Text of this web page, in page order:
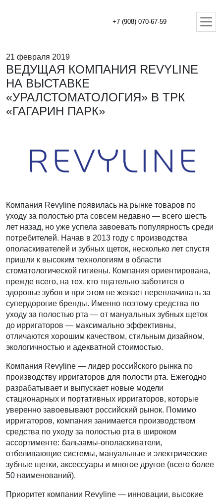
+7 (908) 070-67-59
21 февраля 2019
ВЕДУЩАЯ КОМПАНИЯ REVYLINE
НА ВЫСТАВКЕ
«УРАЛСТОМАТОЛОГИЯ» В ТРК
«ГАГАРИН ПАРК»
Компания Revyline появилась на рынке товаров по
уходу за полостью рта совсем недавно — всего шесть
лет назад, но уже успела завоевать популярность среди
потребителей. Начав в 2013 году с производства
ополаскивателей и зубных щеток, несколько лет спустя
пришли к высоким технологиям в области
стоматологической гигиены. Компания ориентирована,
прежде всего, на тех, кто тщательно заботится о
здоровье зубов и при этом не желает переплачивать за
супердорогие бренды. Именно поэтому средства по
уходу за полостью рта — от мануальных зубных щеток
до ирригаторов — максимально эффективны,
отличаются хорошим качеством, стильным дизайном,
экологичностью и адекватной стоимостью.
Компания Revyline — лидер российского рынка по
производству ирригаторов для полости рта. Ежегодно
разрабатывает и выпускает новые модели
стационарных и портативных ирригаторов, которые
уверенно завоевывают российский рынок. Помимо
ирригаторов, компания занимается производством
средства по уходу за полостью рта в широком
ассортименте: бальзамы-ополаскиватели,
отбеливающие системы, мануальные и электрические
зубные щетки, аксессуары и многое другое (всего более
50 наименований).
Приоритет компании Revyline — инновации, высокие